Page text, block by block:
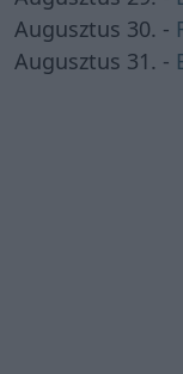
Augusztus 30. -
Augusztus 31. -